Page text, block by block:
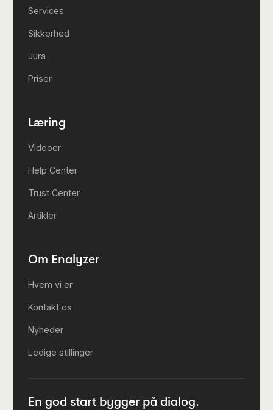
Services
Sikkerhed
Jura
Priser
Læring
Videoer
Help Center
Trust Center
Artikler
Om Enalyzer
Hvem vi er
Kontakt os
Nyheder
Ledige stillinger
En god start bygger på dialog.